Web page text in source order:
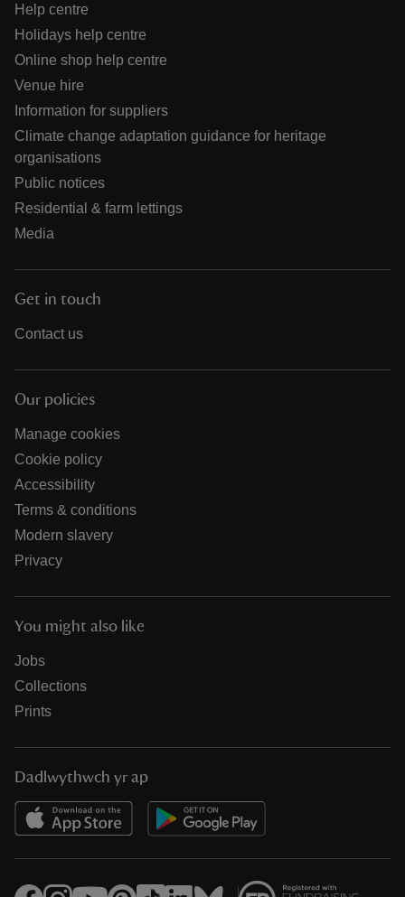
Help centre
Holidays help centre
Online shop help centre
Venue hire
Information for suppliers
Climate change adaptation guidance for heritage
organisations
Public notices
Residential & farm lettings
Media
Get in touch
Contact us
Our policies
Manage cookies
Cookie policy
Accessibility
Terms & conditions
Modern slavery
Privacy
You might also like
Jobs
Collections
Prints
Dadlwythwch yr ap